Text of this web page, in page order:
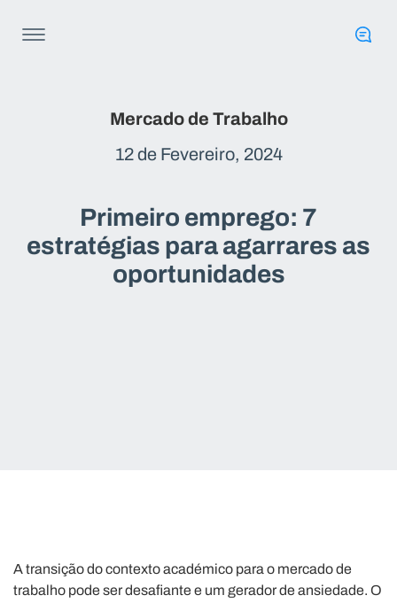
Mercado de Trabalho
12 de Fevereiro, 2024
Primeiro emprego: 7
estratégias para agarrares as
oportunidades
A transição do contexto académico para o mercado de
trabalho pode ser desafiante e um gerador de ansiedade. O